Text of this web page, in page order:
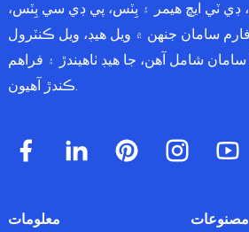
ڊي ٽي ايڇ هيمر ۽ بِٽس، پي ڊي سي بِٽس،
سامان جنهن ۾ ويل هيڊ، ويل ڪنٽرول
شامل آهن، جا هيڊ ٺاهيندڙ ۽ فراهم
ڪندڙ آهيون.
معلومات مصنوعات